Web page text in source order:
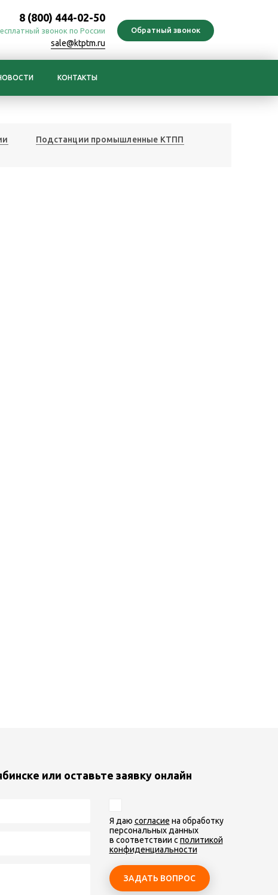
8 (800) 444-02-50
звонок по России
sale@ktptm.ru
КОНТАКТЫ
Подстанции промышленные КТПП
или оставьте заявку онлайн
Я даю согласие на обработку
персональных данных
в соответствии с политикой
конфиденциальности